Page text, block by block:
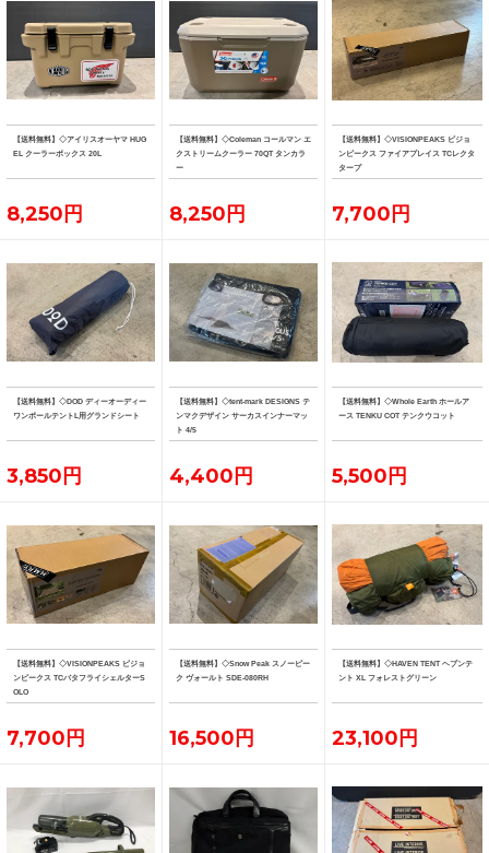
【送料無料】◇アイリスオーヤマ HUG
EL クーラーボックス 20L
8,250円
【送料無料】◇Coleman コールマン エ
クストリームクーラー 70QT タンカラ
ー
8,250円
【送料無料】◇VISIONPEAKS ビジョ
ンピークス ファイアプレイス TCレクタ
タープ
7,700円
【送料無料】◇DOD ディーオーディー
ワンポールテントL用グランドシート
3,850円
【送料無料】◇tent-mark DESIGNS テ
ンマクデザイン サーカスインナーマッ
ト 4/5
4,400円
【送料無料】◇Whole Earth ホールア
ース TENKU COT テンクウコット
5,500円
【送料無料】◇VISIONPEAKS ビジョ
ンピークス TCバタフライシェルターS
OLO
7,700円
【送料無料】◇Snow Peak スノーピー
ク ヴォールト SDE-080RH
16,500円
【送料無料】◇HAVEN TENT ヘブンテ
ント XL フォレストグリーン
23,100円